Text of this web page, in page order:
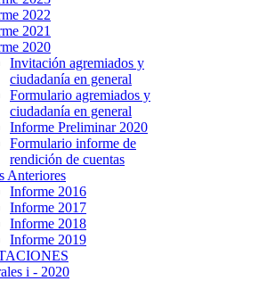
2022
2021
2020
Invitación agremiados y
ciudadanía en general
Formulario agremiados y
ciudadanía en general
Informe Preliminar 2020
Formulario informe de
rendición de cuentas
Anteriores
Informe 2016
Informe 2017
Informe 2018
Informe 2019
i - 2020